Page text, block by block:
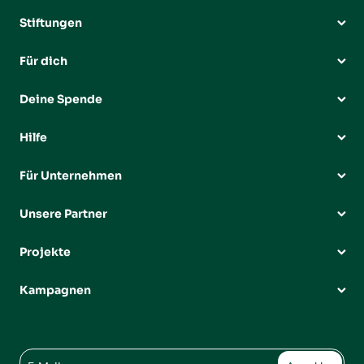
Stiftungen
Für dich
Deine Spende
Hilfe
Für Unternehmen
Unsere Partner
Projekte
Kampagnen